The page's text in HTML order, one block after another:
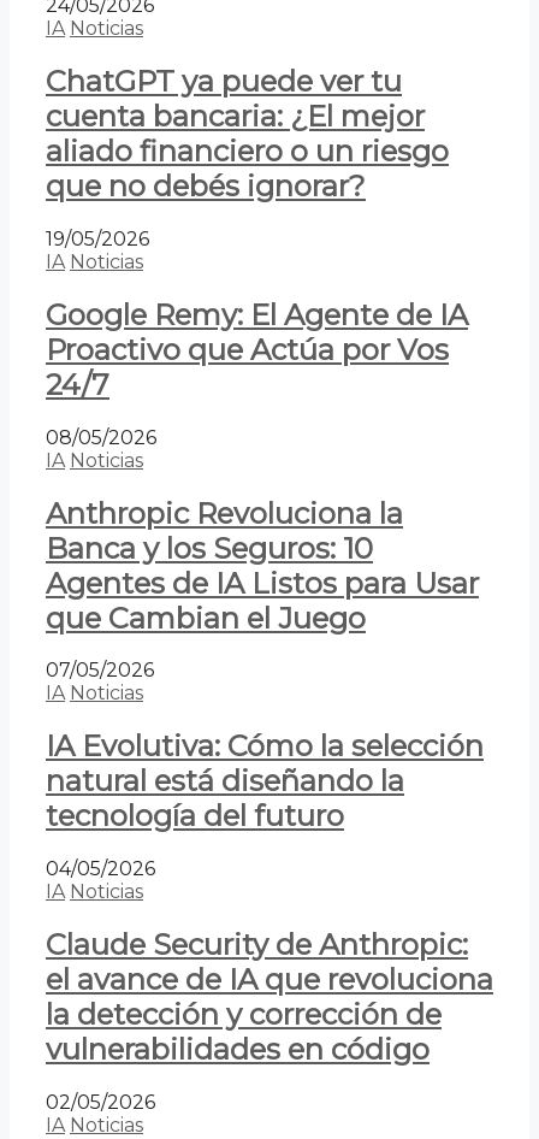
24/05/2026
IA Noticias
ChatGPT ya puede ver tu
cuenta bancaria: ¿El mejor
aliado financiero o un riesgo
que no debés ignorar?
19/05/2026
IA Noticias
Google Remy: El Agente de IA
Proactivo que Actúa por Vos
24/7
08/05/2026
IA Noticias
Anthropic Revoluciona la
Banca y los Seguros: 10
Agentes de IA Listos para Usar
que Cambian el Juego
07/05/2026
IA Noticias
IA Evolutiva: Cómo la selección
natural está diseñando la
tecnología del futuro
04/05/2026
IA Noticias
Claude Security de Anthropic:
el avance de IA que revoluciona
la detección y corrección de
vulnerabilidades en código
02/05/2026
IA Noticias